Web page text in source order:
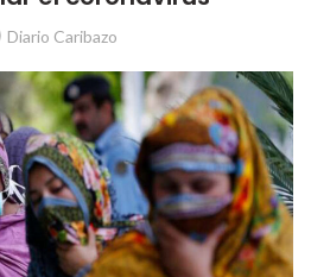
Diario Caribazo